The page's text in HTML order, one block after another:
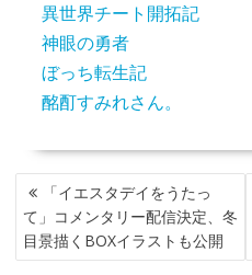
異世界チート開拓記
神眼の勇者
ぼっち転生記
酩酊すみれさん。
投
稿
ナ
ビ
「イエスタデイをうたっ
て」コメンタリー配信決定、冬
目景描くBOXイラストも公開